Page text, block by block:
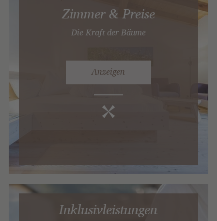
Zimmer & Preise
Die Kraft der Bäume
Anzeigen
Inklusivleistungen